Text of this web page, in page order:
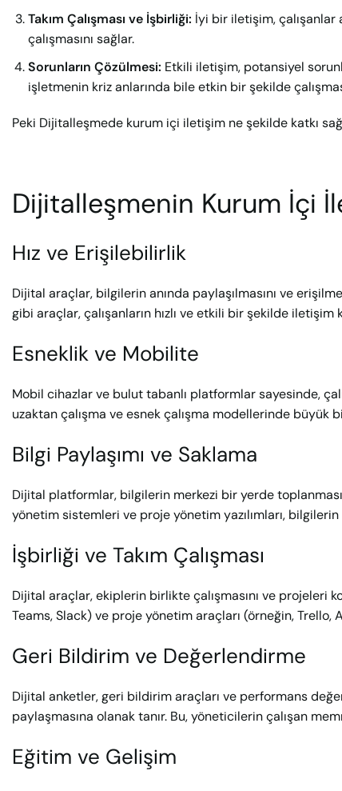
Takım Çalışması ve İşbirliği: İyi bir iletişim, çalışanlar
çalışmasını sağlar.
Sorunların Çözülmesi: Etkili iletişim, potansiyel
işletmenin kriz anlarında bile etkin bir şekilde
Peki Dijitalleşmede kurum içi iletişim ne şekilde katkı
Dijitalleşmenin Kurum İçi
Hız ve Erişilebilirlik
Dijital araçlar, bilgilerin anında paylaşılmasını ve
gibi araçlar, çalışanların hızlı ve etkili bir şekilde iletişim
Esneklik ve Mobilite
Mobil cihazlar ve bulut tabanlı platformlar sayesinde,
uzaktan çalışma ve esnek çalışma modellerinde büyük
Bilgi Paylaşımı ve Saklama
Dijital platformlar, bilgilerin merkezi bir yerde
yönetim sistemleri ve proje yönetim yazılımları,
İşbirliği ve Takım Çalışması
Dijital araçlar, ekiplerin birlikte çalışmasını ve projeleri
Teams, Slack) ve proje yönetim araçları (örneğin, Trello,
Geri Bildirim ve Değerlendirme
Dijital anketler, geri bildirim araçları ve performans
paylaşmasına olanak tanır. Bu, yöneticilerin çalışan
Eğitim ve Gelişim